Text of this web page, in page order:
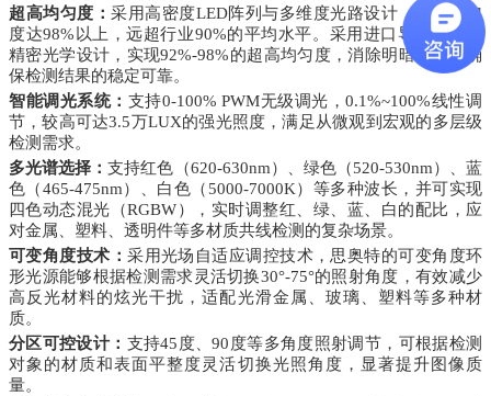
超高均匀度： 采用高密度LED阵列与多维度光路设计，光线均匀
度达98%以上，远超行业90%的平均水平。采用进口导光材料和
精密光学设计，实现92%-98%的超高均匀度，消除明暗不均，确
保检测结果的稳定可靠。
智能调光系统： 支持0-100% PWM无级调光，0.1%~100%线性调
节，较高可达3.5万LUX的强光照度，满足从微观到宏观的多层级
检测需求。
多光谱选择：支持红色（620-630nm）、绿色（520-530nm）、蓝
色（465-475nm）、白色（5000-7000K）等多种波长，并可实现
四色动态混光（RGBW），实时调整红、绿、蓝、白的配比，应
对金属、塑料、透明件等多材质共线检测的复杂场景。
可变角度技术：采用光场自适应调控技术，思奥特的可变角度环
形光源能够根据检测需求灵活切换30°-75°的照射角度，有效减少
高反光材料的炫光干扰，适配光滑金属、玻璃、塑料等多种材
质。
分区可控设计： 支持45度、90度等多角度照射调节，可根据检测
对象的材质和表面平整度灵活切换光照角度，显著提升图像质
量。